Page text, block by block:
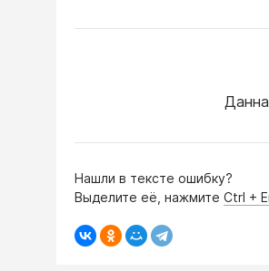
Нашли в тексте ошибку?
Выделите её, нажмите Ctrl +